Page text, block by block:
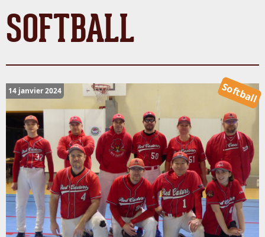
SOFTBALL
Softball
14 janvier 2024